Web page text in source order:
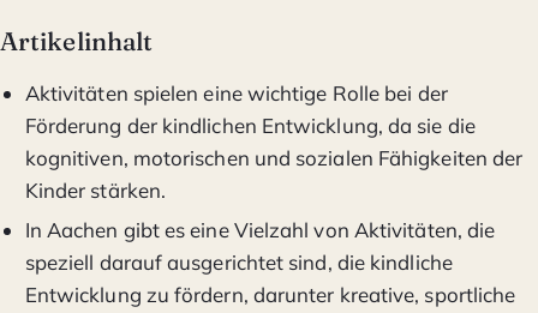
Artikelinhalt
Aktivitäten spielen eine wichtige Rolle bei der
Förderung der kindlichen Entwicklung, da sie die
kognitiven, motorischen und sozialen Fähigkeiten der
Kinder stärken.
In Aachen gibt es eine Vielzahl von Aktivitäten, die
speziell darauf ausgerichtet sind, die kindliche
Entwicklung zu fördern, darunter kreative, sportliche